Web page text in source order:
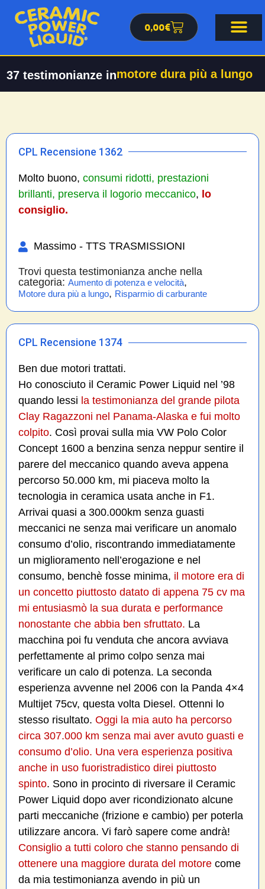
0,00€
37 testimonianze inmotore dura più a lungo
CPL Recensione 1362
Molto buono, consumi ridotti, prestazioni
brillanti, preserva il logorio meccanico, lo
consiglio.
Massimo - TTS TRASMISSIONI
Trovi questa testimonianza anche nella
categoria: Aumento di potenza e velocità,
Motore dura più a lungo, Risparmio di carburante
CPL Recensione 1374
Ben due motori trattati.
Ho conosciuto il Ceramic Power Liquid nel ’98
quando lessi la testimonianza del grande pilota
Clay Ragazzoni nel Panama-Alaska e fui molto
colpito. Così provai sulla mia VW Polo Color
Concept 1600 a benzina senza neppur sentire il
parere del meccanico quando aveva appena
percorso 50.000 km, mi piaceva molto la
tecnologia in ceramica usata anche in F1.
Arrivai quasi a 300.000km senza guasti
meccanici ne senza mai verificare un anomalo
consumo d’olio, riscontrando immediatamente
un miglioramento nell’erogazione e nel
consumo, benchè fosse minima, il motore era di
un concetto piuttosto datato di appena 75 cv ma
mi entusiasmò la sua durata e performance
nonostante che abbia ben sfruttato. La
macchina poi fu venduta che ancora avviava
perfettamente al primo colpo senza mai
verificare un calo di potenza. La seconda
esperienza avvenne nel 2006 con la Panda 4×4
Multijet 75cv, questa volta Diesel. Ottenni lo
stesso risultato. Oggi la mia auto ha percorso
circa 307.000 km senza mai aver avuto guasti e
consumo d’olio. Una vera esperienza positiva
anche in uso fuoristradistico direi piuttosto
spinto. Sono in procinto di riversare il Ceramic
Power Liquid dopo aver ricondizionato alcune
parti meccaniche (frizione e cambio) per poterla
utilizzare ancora. Vi farò sapere come andrà!
Consiglio a tutti coloro che stanno pensando di
ottenere una maggiore durata del motore come
da mia testimonianza avendo in più un